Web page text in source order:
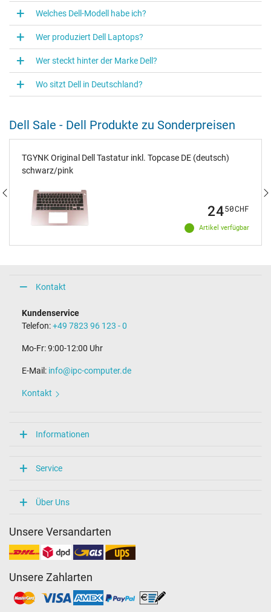
Welches Dell-Modell habe ich?
Wer produziert Dell Laptops?
Wer steckt hinter der Marke Dell?
Wo sitzt Dell in Deutschland?
Dell Sale - Dell Produkte zu Sonderpreisen
TGYNK Original Dell Tastatur inkl. Topcase DE (deutsch)
schwarz/pink
Artikel verfügbar
2450CHF
Kontakt
Kundenservice
Telefon:+49 7823 96 123 - 0
Mo-Fr: 9:00-12:00 Uhr
E-Mail: info@ipc-computer.de
Kontakt
Informationen
Service
Über Uns
Unsere Versandarten
Unsere Zahlarten